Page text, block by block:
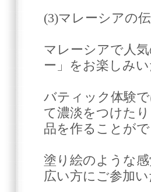
(3)マレーシアの
マレーシアで人
ー」をお楽しみい
バティック体験
て濃淡をつけた
品を作ることがで
塗り絵のような
広い方にご参加い